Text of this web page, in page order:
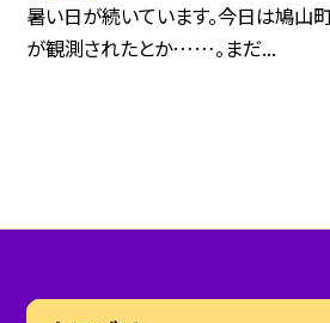
暑い日が続いています。今日は鳩山
が観測されたとか……。まだ...